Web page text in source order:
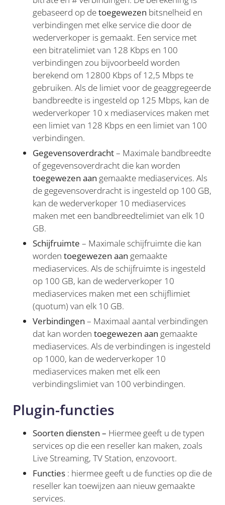
gebaseerd op detoegewezen bitsnelheid en
verbindingen met elke service die door de
wederverkoper is gemaakt. Een service met
een bitratelimiet van 128 Kbps en 100
verbindingen zou bijvoorbeeld worden
berekend om 12800 Kbps of 12,5 Mbps te
gebruiken. Als de limiet voor de geaggregeerde
bandbreedte is ingesteld op 125 Mbps, kan de
wederverkoper 10 x mediaservices maken met
een limiet van 128 Kbps en een limiet van 100
verbindingen.
Gegevensoverdracht– Maximale bandbreedte
of gegevensoverdracht die kan worden
toegewezen aan gemaakte mediaservices. Als
de gegevensoverdracht is ingesteld op 100 GB,
kan de wederverkoper 10 mediaservices
maken met een bandbreedtelimiet van elk 10
GB.
Schijfruimte – Maximale schijfruimte die kan
worden toegewezen aan gemaakte
mediaservices. Als de schijfruimte is ingesteld
op 100 GB, kan de wederverkoper 10
mediaservices maken met een schijflimiet
(quotum) van elk 10 GB.
Verbindingen – Maximaal aantal verbindingen
dat kan worden toegewezen aan gemaakte
mediaservices. Als de verbindingen is ingesteld
op 1000, kan de wederverkoper 10
mediaservices maken met elk een
verbindingslimiet van 100 verbindingen.
Plugin-functies
Soorten diensten – Hiermee geeft u de typen
services op die een reseller kan maken, zoals
Live Streaming, TV Station, enzovoort.
Functies : hiermee geeft u de functies op die de
reseller kan toewijzen aan nieuw gemaakte
services.